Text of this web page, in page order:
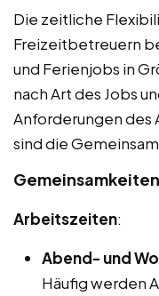
Die zeitliche
Freizeitbetreuern
und Ferienjobs in
nach Art des Jobs
Anforderungen des
sind die
Gemeinsamkeiten
Arbeitszeiten:
Abend- und
Häufig werden